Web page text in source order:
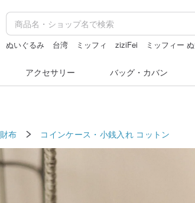
ぬいぐるみ 台湾 ミッフィ ziziFei ミッフィー
アクセサリー バッグ・カバン
財布 コインケース・小銭入れ コットン